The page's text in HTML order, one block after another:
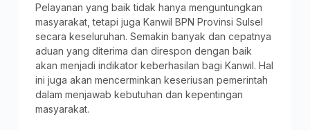
Pelayanan yang baik tidak hanya menguntungkan
masyarakat, tetapi juga Kanwil BPN Provinsi Sulsel
secara keseluruhan. Semakin banyak dan cepatnya
aduan yang diterima dan direspon dengan baik
akan menjadi indikator keberhasilan bagi Kanwil. Hal
ini juga akan mencerminkan keseriusan pemerintah
dalam menjawab kebutuhan dan kepentingan
masyarakat.